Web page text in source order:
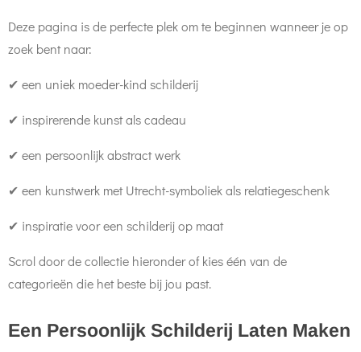
Deze pagina is de perfecte plek om te beginnen wanneer je op
zoek bent naar:
✔ een uniek moeder-kind schilderij
✔ inspirerende kunst als cadeau
✔ een persoonlijk abstract werk
✔ een kunstwerk met Utrecht-symboliek als relatiegeschenk
✔ inspiratie voor een schilderij op maat
Scrol door de collectie hieronder of kies één van de
categorieën die het beste bij jou past.
Een Persoonlijk Schilderij Laten Maken